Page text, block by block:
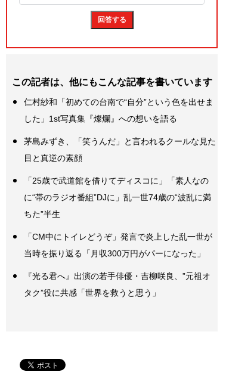
この記者は、他にもこんな記事を書いています
仁村紗和「初めての台南で“自分”という色を出せま
した」1st写真集『燦爛』への想いを語る
茅島みずき、「笑うんだ」と言われるクールな見た
目と真逆の素顔
「25歳で武道館を借りてディスコに」「素人なの
に“帯のラジオ番組”DJに」乱一世74歳の“波乱に満
ちた”半生
「CM中にトイレどうぞ」発言で炎上した乱一世が
当時を振り返る「月収300万円がパーになった」
『光る君へ』出演の若手俳優・吉柳咲良、”元祖オ
タク”役に共感「世界を救うと思う」